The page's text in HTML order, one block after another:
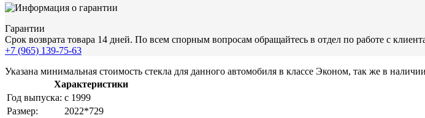
Гарантии
Срок возврата товара 14 дней. По всем спорным вопросам обращайтесь в отдел по работе с
+7 (965) 139-75-63
Указана минимальная стоимость стекла для данного автомобиля в классе Эконом, так же в
Характеристики
Год выпуска: с 1999
Размер:
2022*729